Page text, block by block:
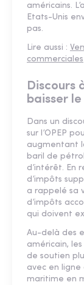
américains.
Etats-Unis
pas.
Lire aussi :
commerciales
Discours
baisser
Dans un
sur l’OPEP
augmentant
baril de
d’intérêt. En
d’impôts
a rappelé sa
d’impôts
qui doivent
Au-delà des
américain,
de soutien
avec en
maritime en